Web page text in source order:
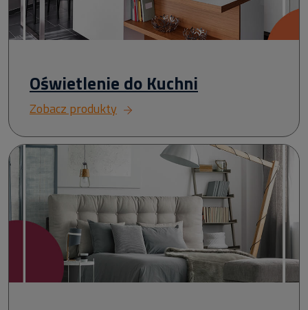
Oświetlenie do Kuchni
Zobacz produkty